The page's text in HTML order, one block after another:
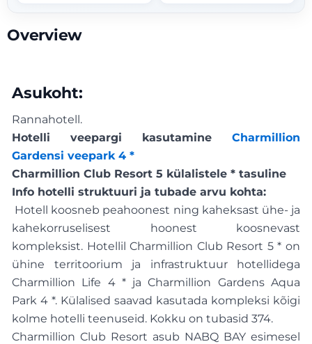
Overview
Asukoht:
Rannahotell.
Hotelli veepargi kasutamine Charmillion
Gardensi veepark 4 *
Charmillion Club Resort 5 külalistele * tasuline
Info hotelli struktuuri ja tubade arvu kohta:
Hotell koosneb peahoonest ning kaheksast ühe- ja
kahekorruselisest hoonest koosnevast
kompleksist. Hotellil Charmillion Club Resort 5 * on
ühine territoorium ja infrastruktuur hotellidega
Charmillion Life 4 * ja Charmillion Gardens Aqua
Park 4 *. Külalised saavad kasutada kompleksi kõigi
kolme hotelli teenuseid. Kokku on tubasid 374.
Charmillion Club Resort asub NABQ BAY esimesel